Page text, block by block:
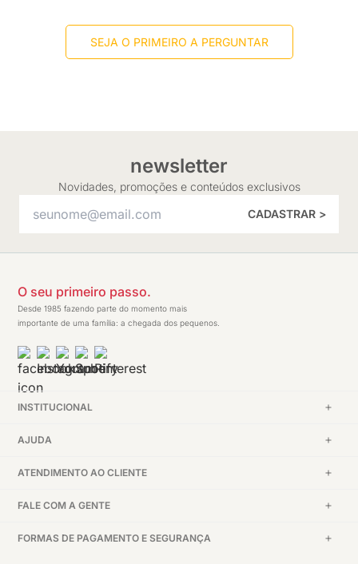
SEJA O PRIMEIRO A PERGUNTAR
newsletter
Novidades, promoções e conteúdos exclusivos
CADASTRAR >
O seu primeiro passo.
Desde 1985 fazendo parte do momento mais
importante de uma família: a chegada dos pequenos.
INSTITUCIONAL
AJUDA
ATENDIMENTO AO CLIENTE
FALE COM A GENTE
FORMAS DE PAGAMENTO E SEGURANÇA